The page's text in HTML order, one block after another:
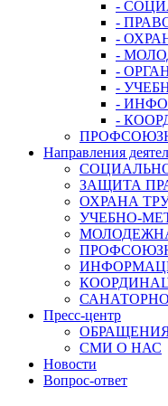
-
-
-
-
-
-
-
-
Направления
ЗАЩИТА
ОХРАНА
УЧЕБНО-
Пресс-центр
СМИ О НАС
Новости
Вопрос-ответ